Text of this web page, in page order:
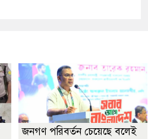
জনগণ পরিবর্তন চেয়েছে বলেই